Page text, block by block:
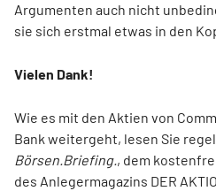
Argumenten auch nicht
sie sich erstmal etwas in den
Vielen Dank!
Wie es mit den Aktien von
Bank weitergeht, lesen Sie
Börsen.Briefing., dem
des Anlegermagazins DER